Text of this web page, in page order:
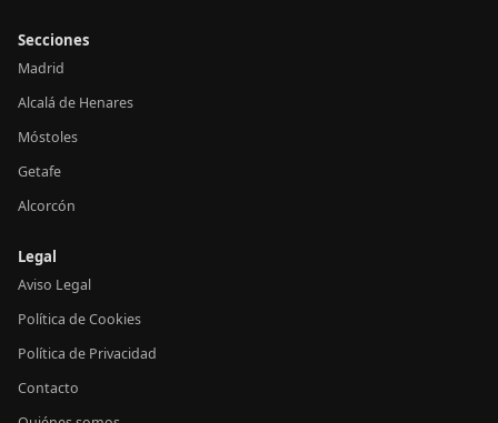
Secciones
Madrid
Alcalá de Henares
Móstoles
Getafe
Alcorcón
Legal
Aviso Legal
Política de Cookies
Política de Privacidad
Contacto